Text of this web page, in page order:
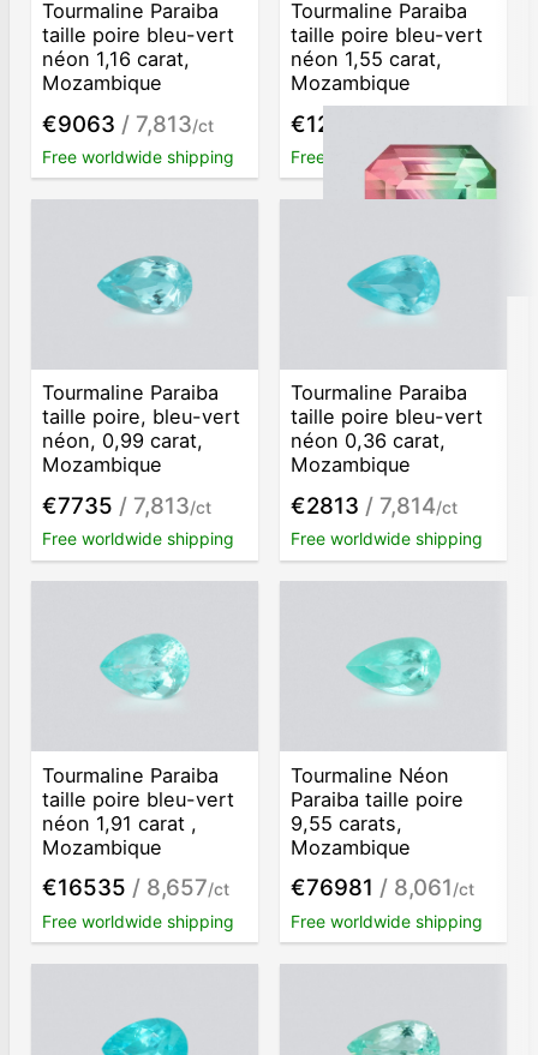
Tourmaline Paraiba
taille poire bleu-vert
néon 1,16 carat,
Mozambique
€9063 / 7,813/ct
Free worldwide shipping
Tourmaline Paraiba
taille poire bleu-vert
néon 1,55 carat,
Mozambique
€12109
Free worldwide shipping
Tourmaline Paraiba
taille poire, bleu-vert
néon, 0,99 carat,
Mozambique
€7735 / 7,813/ct
Free worldwide shipping
Tourmaline Paraiba
taille poire bleu-vert
néon 0,36 carat,
Mozambique
€2813 / 7,814/ct
Free worldwide shipping
Tourmaline Paraiba
taille poire bleu-vert
néon 1,91 carat ,
Mozambique
€16535 / 8,657/ct
Free worldwide shipping
Tourmaline Néon
Paraiba taille poire
9,55 carats,
Mozambique
€76981 / 8,061/ct
Free worldwide shipping